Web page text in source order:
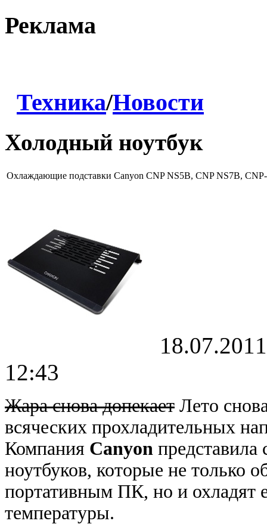
Реклама
Техника/Новости
Холодный ноутбук
Охлаждающие подставки Canyon CNP NS5B, CNP NS7B,
18.07.2011
12:43
Жара снова допекает Лето
всяческих прохладительных
Компания Canyon представила
ноутбуков, которые не только
портативным ПК, но и охладят
температуры.